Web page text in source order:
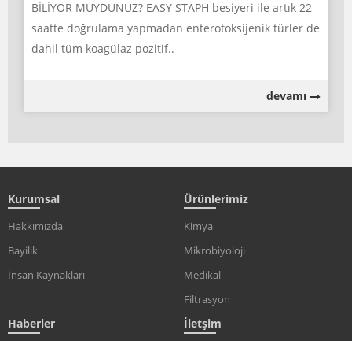
BİLİYOR MUYDUNUZ? EASY STAPH besiyeri ile artık 22
saatte doğrulama yapmadan enterotoksijenik türler de
dahil tüm koagülaz pozitif..
devamı
Kurumsal
Hakkımızda
Bayilik
İnsan Kaynakları
Ürünlerimiz
Kimya
Mikrobiyoloji
Medikal
Filtrasyon
Haberler İletşim